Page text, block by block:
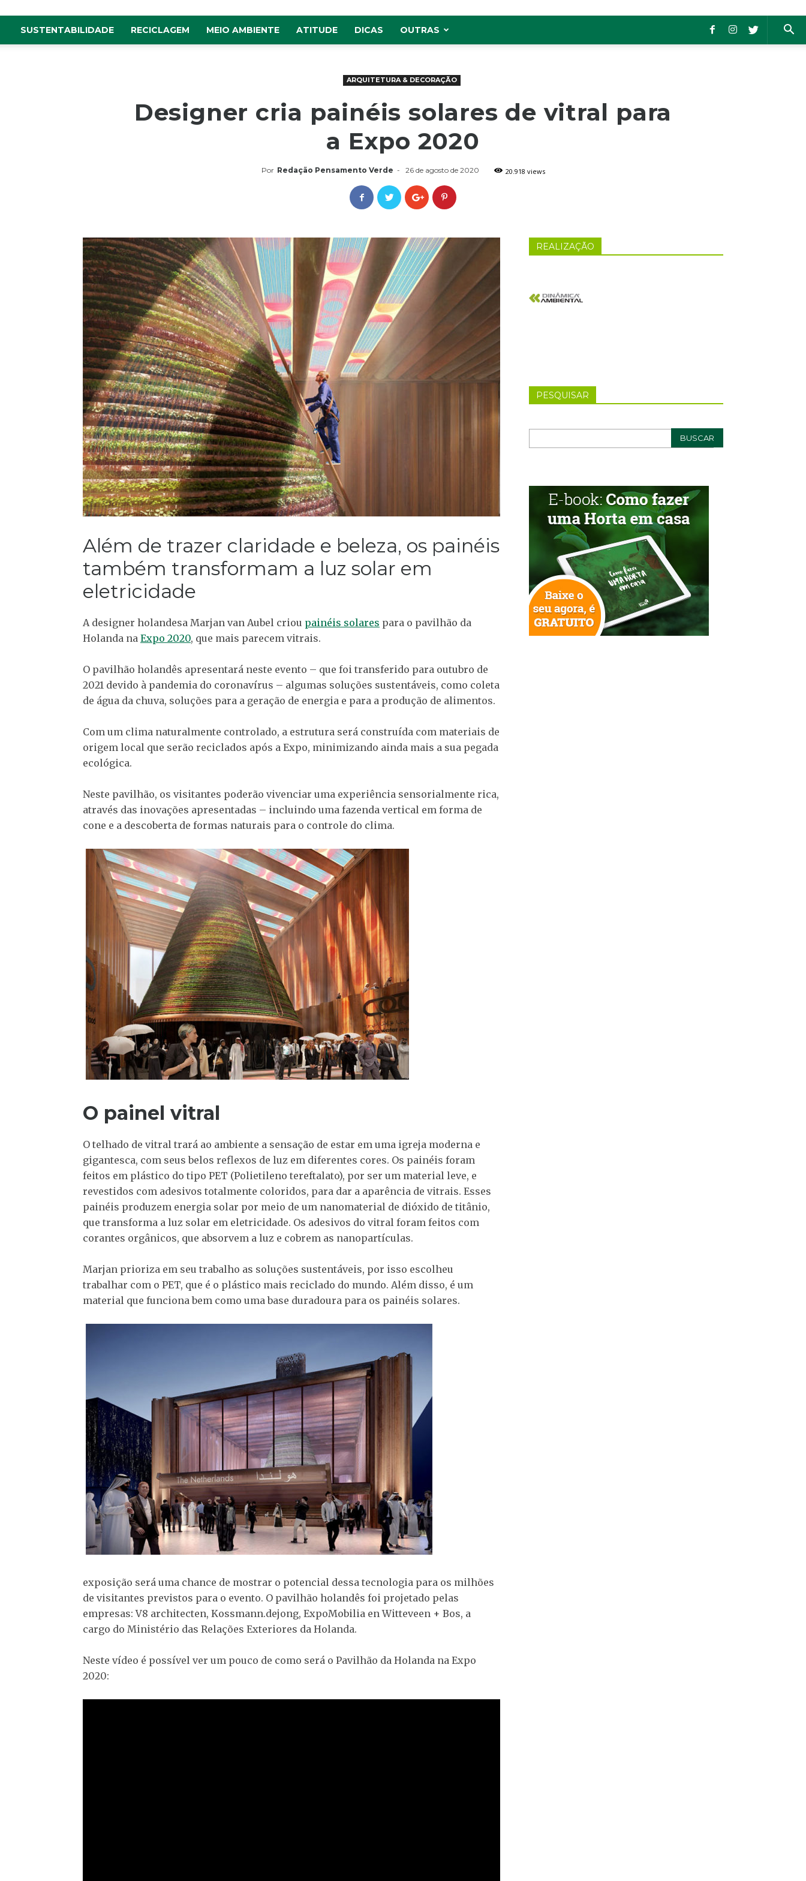
SUSTENTABILIDADE RECICLAGEM MEIO AMBIENTE ATITUDE DICAS OUTRAS
ARQUITETURA & DECORAÇÃO
Designer cria painéis solares de vitral para
a Expo 2020
Por Redação Pensamento Verde - 26 de agosto de 2020 20.918 views
Além de trazer claridade e beleza, os painéis
também transformam a luz solar em
eletricidade
A designer holandesa Marjan van Aubel criou painéis solares para o pavilhão da
Holanda na Expo 2020, que mais parecem vitrais.
O pavilhão holandês apresentará neste evento – que foi transferido para outubro de
2021 devido à pandemia do coronavírus – algumas soluções sustentáveis, como coleta
de água da chuva, soluções para a geração de energia e para a produção de alimentos.
Com um clima naturalmente controlado, a estrutura será construída com materiais de
origem local que serão reciclados após a Expo, minimizando ainda mais a sua pegada
ecológica.
Neste pavilhão, os visitantes poderão vivenciar uma experiência sensorialmente rica,
através das inovações apresentadas – incluindo uma fazenda vertical em forma de
cone e a descoberta de formas naturais para o controle do clima.
O painel vitral
O telhado de vitral trará ao ambiente a sensação de estar em uma igreja moderna e
gigantesca, com seus belos reflexos de luz em diferentes cores. Os painéis foram
feitos em plástico do tipo PET (Polietileno tereftalato), por ser um material leve, e
revestidos com adesivos totalmente coloridos, para dar a aparência de vitrais. Esses
painéis produzem energia solar por meio de um nanomaterial de dióxido de titânio,
que transforma a luz solar em eletricidade. Os adesivos do vitral foram feitos com
corantes orgânicos, que absorvem a luz e cobrem as nanopartículas.
Marjan prioriza em seu trabalho as soluções sustentáveis, por isso escolheu
trabalhar com o PET, que é o plástico mais reciclado do mundo. Além disso, é um
material que funciona bem como uma base duradoura para os painéis solares.
exposição será uma chance de mostrar o potencial dessa tecnologia para os milhões
de visitantes previstos para o evento. O pavilhão holandês foi projetado pelas
empresas: V8 architecten, Kossmann.dejong, ExpoMobilia en Witteveen + Bos, a
cargo do Ministério das Relações Exteriores da Holanda.
Neste vídeo é possível ver um pouco de como será o Pavilhão da Holanda na Expo
2020:
REALIZAÇÃO
PESQUISAR